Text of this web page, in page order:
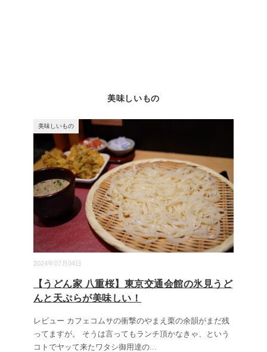
美味しいもの
2024年07月04日
美味しいもの
【うどん家 八重桜】東京交通会館の氷見うど
んと天ぷらが美味しい！
レビュー カフェコムサの衝撃のやまえ栗の余韻がまだ残
ってますが。 そうは言ってもランチ頂かなきゃ、という
コトでヤッて来たワタシ御用達の...